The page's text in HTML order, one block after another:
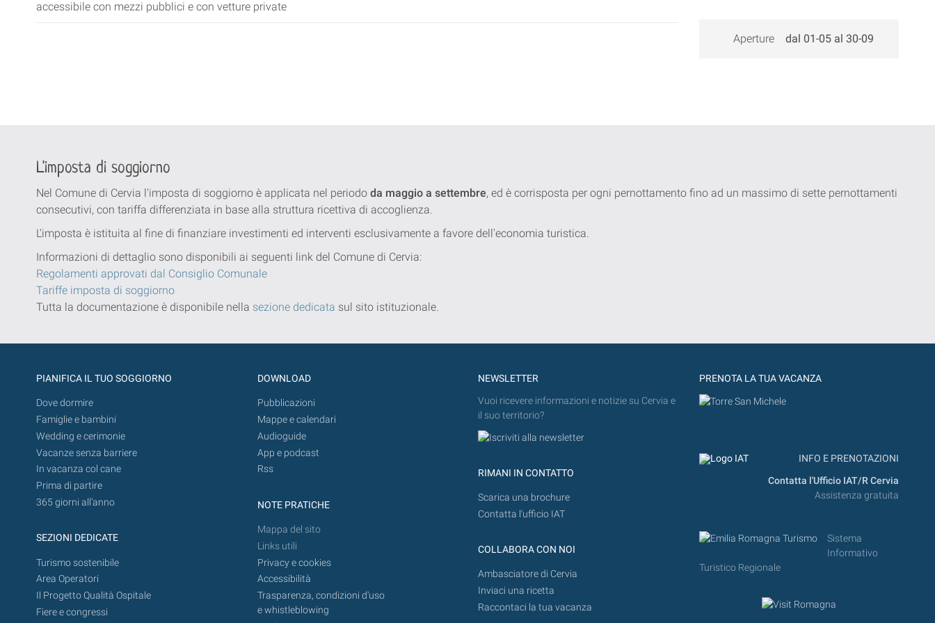
accessibile con mezzi pubblici e con vetture private
Aperture dal 01-05 al 30-09
L'imposta di soggiorno
Nel Comune di Cervia l'imposta di soggiorno è applicata nel periodo da maggio a settembre, ed è corrisposta per ogni pernottamento fino ad un massimo di sette pernottamenti
consecutivi, con tariffa differenziata in base alla struttura ricettiva di accoglienza.
L'imposta è istituita al fine di finanziare investimenti ed interventi esclusivamente a favore dell'economia turistica.
Informazioni di dettaglio sono disponibili ai seguenti link del Comune di Cervia:
Regolamenti approvati dal Consiglio Comunale
Tariffe imposta di soggiorno
Tutta la documentazione è disponibile nella sezione dedicata sul sito istituzionale.
PIANIFICA IL TUO SOGGIORNO
Dove dormire
Famiglie e bambini
Wedding e cerimonie
Vacanze senza barriere
In vacanza col cane
Prima di partire
365 giorni all’anno
SEZIONI DEDICATE
Turismo sostenibile
Area Operatori
Il Progetto Qualità Ospitale
Fiere e congressi
DOWNLOAD
Pubblicazioni
Mappe e calendari
Audioguide
App e podcast
Rss
NOTE PRATICHE
Mappa del sito
Links utili
Privacy e cookies
Accessibilità
Trasparenza, condizioni d'uso
e whistleblowing
NEWSLETTER
Vuoi ricevere informazioni e notizie su Cervia e
il suo territorio?
RIMANI IN CONTATTO
Scarica una brochure
Contatta l'ufficio IAT
COLLABORA CON NOI
Ambasciatore di Cervia
Inviaci una ricetta
Raccontaci la tua vacanza
PRENOTA LA TUA VACANZA
INFO E PRENOTAZIONI
Contatta l'Ufficio IAT/R Cervia
Assistenza gratuita
Sistema
Informativo
Turistico Regionale